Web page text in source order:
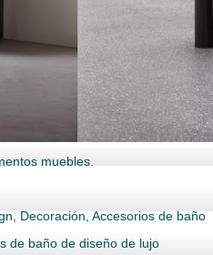
muebles.
Decoración, Accesorios de baño
de baño de diseño de lujo